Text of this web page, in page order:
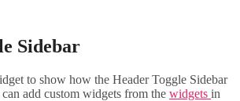
Sidebar
to show how the Header Toggle Sidebar
add custom widgets from the widgets in